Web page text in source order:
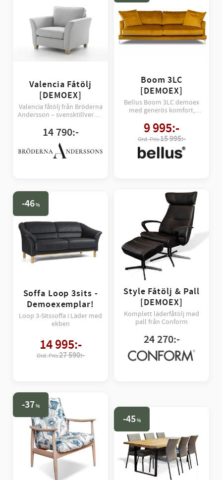
Valencia Fåtölj
[DEMOEX]
Valencia fåtölj från Bröderna
Andersson – svensktillverkat
tidlös design och gedigen
kvalitet.
14 790:-
Boom 3LC
[DEMOEX]
Bellus Boom 3LC demoex
med generös komfort,
kvalitet. Ett prisvärt tillfälle
att köpa en populär Bellus-
soffa.
9 995:-
15 995:-
Soffa Loop 3sits -
Demoexemplar!
Loop 3-Sitssoffa i Läder med
ekben
14 995:-
27 590:-
46%
Style Fåtölj & Pall
[DEMOEX]
Komplett läderfåtölj med
pall från Conform
24 270:-
37%
45%